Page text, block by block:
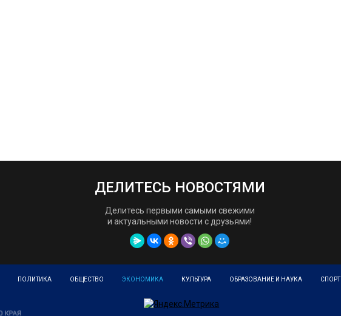
ДЕЛИТЕСЬ НОВОСТЯМИ
Делитесь первыми самыми свежими
и актуальными новости с друзьями!
ПОЛИТИКА ОБЩЕСТВО ЭКОНОМИКА КУЛЬТУРА ОБРАЗОВАНИЕ И НАУКА СПОРТ